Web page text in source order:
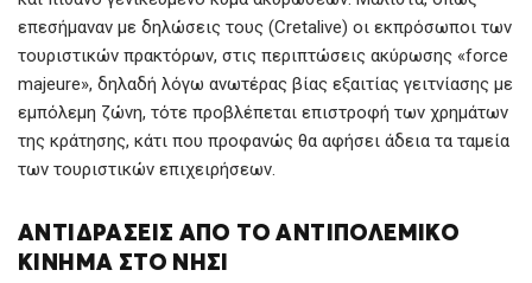
επεσήμαναν με δηλώσεις τους (Cretalive) οι εκπρόσωποι των
τουριστικών πρακτόρων, στις περιπτώσεις ακύρωσης «force
majeure», δηλαδή λόγω ανωτέρας βίας εξαιτίας γειτνίασης με
εμπόλεμη ζώνη, τότε προβλέπεται επιστροφή των χρημάτων
της κράτησης, κάτι που προφανώς θα αφήσει άδεια τα ταμεία
των τουριστικών επιχειρήσεων.
ΑΝΤΙΔΡΆΣΕΙΣ ΑΠΌ ΤΟ ΑΝΤΙΠΟΛΕΜΙΚΌ
ΚΊΝΗΜΑ ΣΤΟ ΝΗΣΊ